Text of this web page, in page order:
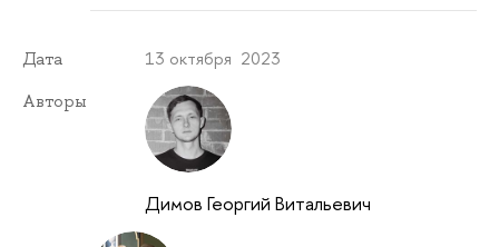
Дата 13 октября 2023
Авторы
Димов Георгий Витальевич